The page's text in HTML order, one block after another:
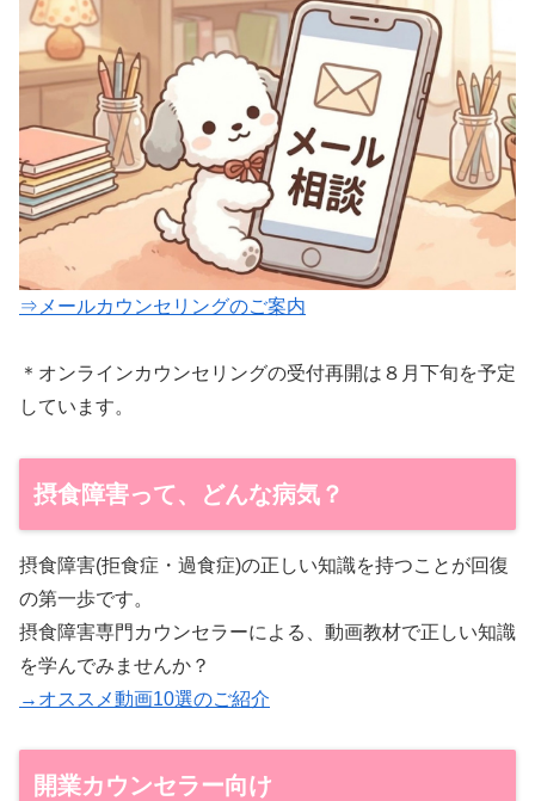
⇒メールカウンセリングのご案内
＊オンラインカウンセリングの受付再開は８月下旬を予定
しています。
摂食障害って、どんな病気？
摂食障害(拒食症・過食症)の正しい知識を持つことが回復
の第一歩です。
摂食障害専門カウンセラーによる、動画教材で正しい知識
を学んでみませんか？
→オススメ動画10選のご紹介
開業カウンセラー向け